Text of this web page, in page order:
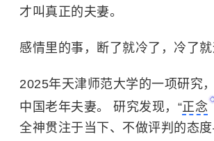
才叫真正的夫妻。
感情里的事，断了就冷了，冷了就
2025年天津师范大学的一项研究
中国老年夫妻。 研究发现，“正念
全神贯注于当下、不做评判的态